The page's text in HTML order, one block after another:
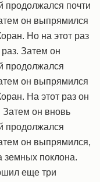
продолжался почти
он выпрямился
Но на этот раз
Затем он
продолжался
он выпрямился
На этот раз он
Затем он вновь
продолжался
он выпрямился,
земных поклона.
еще три